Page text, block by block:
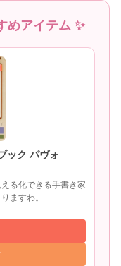
めアイテム ✨
ック パヴォ
る化できる手書き家
ますわ。